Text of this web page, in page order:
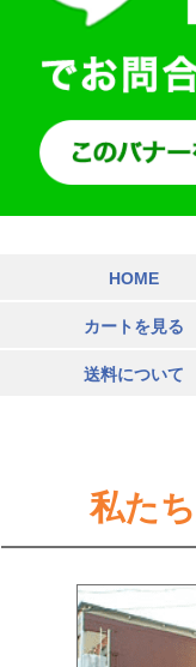
HOME
カートを見る
送料について
私た